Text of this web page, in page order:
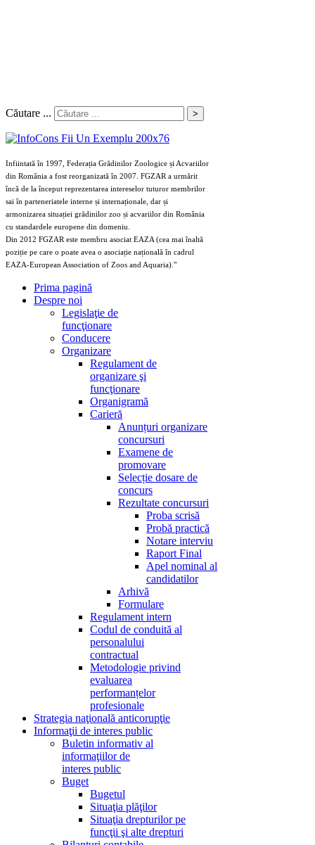
Căutare ... >
Infiintată în 1997, Federația Grădinilor Zoologice și Acvariilor
din România a fost reorganizată în 2007. FGZAR a urmărit
încă de la început reprezentarea intereselor tuturor membrilor
sai în parteneriatele interne și internaționale, dar și
armonizarea situației grădinilor zoo și acvariilor din România
cu standardele europene din domeniu.
Din 2012 FGZAR este membru asociat EAZA (cea mai înaltă
poziție pe care o poate avea o asociație națională în cadrul
EAZA-European Association of Zoos and Aquaria)."
Prima pagină
Despre noi
Legislaţie de
funcţionare
Conducere
Organizare
Regulament de
organizare şi
funcţionare
Organigramă
Carieră
Anunțuri organizare
concursuri
Examene de
promovare
Selecție dosare de
concurs
Rezultate concursuri
Proba scrisă
Probă practică
Notare interviu
Raport Final
Apel nominal al
candidatilor
Arhivă
Formulare
Regulament intern
Codul de conduită al
personalului
contractual
Metodologie privind
evaluarea
performanțelor
profesionale
Strategia naţională anticorupţie
Informaţii de interes public
Buletin informativ al
informaţiilor de
interes public
Buget
Bugetul
Situaţia plăţilor
Situaţia drepturilor pe
funcţii şi alte drepturi